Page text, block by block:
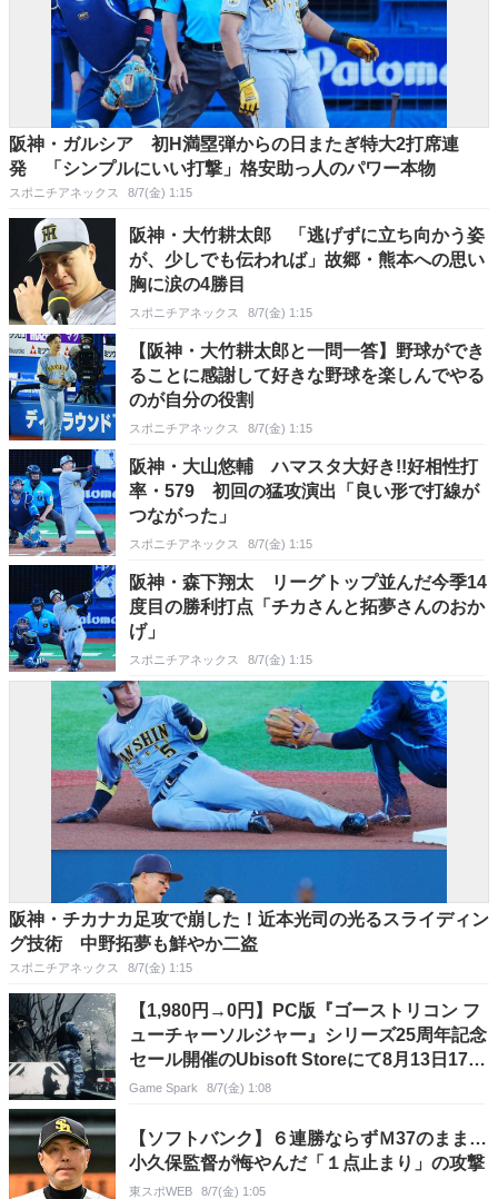
阪神・ガルシア 初H満塁弾からの日またぎ特大2打席連
発 「シンプルにいい打撃」格安助っ人のパワー本物
スポニチアネックス 8/7(金) 1:15
阪神・大竹耕太郎 「逃げずに立ち向かう姿
が、少しでも伝われば」故郷・熊本への思い
胸に涙の4勝目
スポニチアネックス 8/7(金) 1:15
【阪神・大竹耕太郎と一問一答】野球ができ
ることに感謝して好きな野球を楽しんでやる
のが自分の役割
スポニチアネックス 8/7(金) 1:15
阪神・大山悠輔 ハマスタ大好き!!好相性打
率・579 初回の猛攻演出「良い形で打線が
つながった」
スポニチアネックス 8/7(金) 1:15
阪神・森下翔太 リーグトップ並んだ今季14
度目の勝利打点「チカさんと拓夢さんのおか
げ」
スポニチアネックス 8/7(金) 1:15
阪神・チカナカ足攻で崩した！近本光司の光るスライディン
グ技術 中野拓夢も鮮やか二盗
スポニチアネックス 8/7(金) 1:15
【1,980円→0円】PC版『ゴーストリコン フ
ューチャーソルジャー』シリーズ25周年記念
セール開催のUbisoft Storeにて8月13日17時
まで無料配布
Game Spark 8/7(金) 1:08
【ソフトバンク】６連勝ならずＭ37のまま…
小久保監督が悔やんだ「１点止まり」の攻撃
東スポWEB 8/7(金) 1:05